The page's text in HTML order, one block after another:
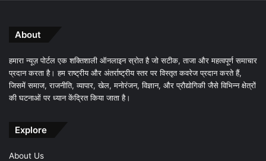
About
हमारा न्यूज़ पोर्टल एक शक्तिशाली ऑनलाइन स्रोत है जो सटीक, ताजा और महत्वपूर्ण समाचार
प्रदान करता है। हम राष्ट्रीय और अंतर्राष्ट्रीय स्तर पर विस्तृत कवरेज प्रदान करते हैं,
जिसमें समाज, राजनीति, व्यापार, खेल, मनोरंजन, विज्ञान, और प्रौद्योगिकी जैसे विभिन्न क्षेत्रों
की घटनाओं पर ध्यान केंद्रित किया जाता है।
Explore
About Us